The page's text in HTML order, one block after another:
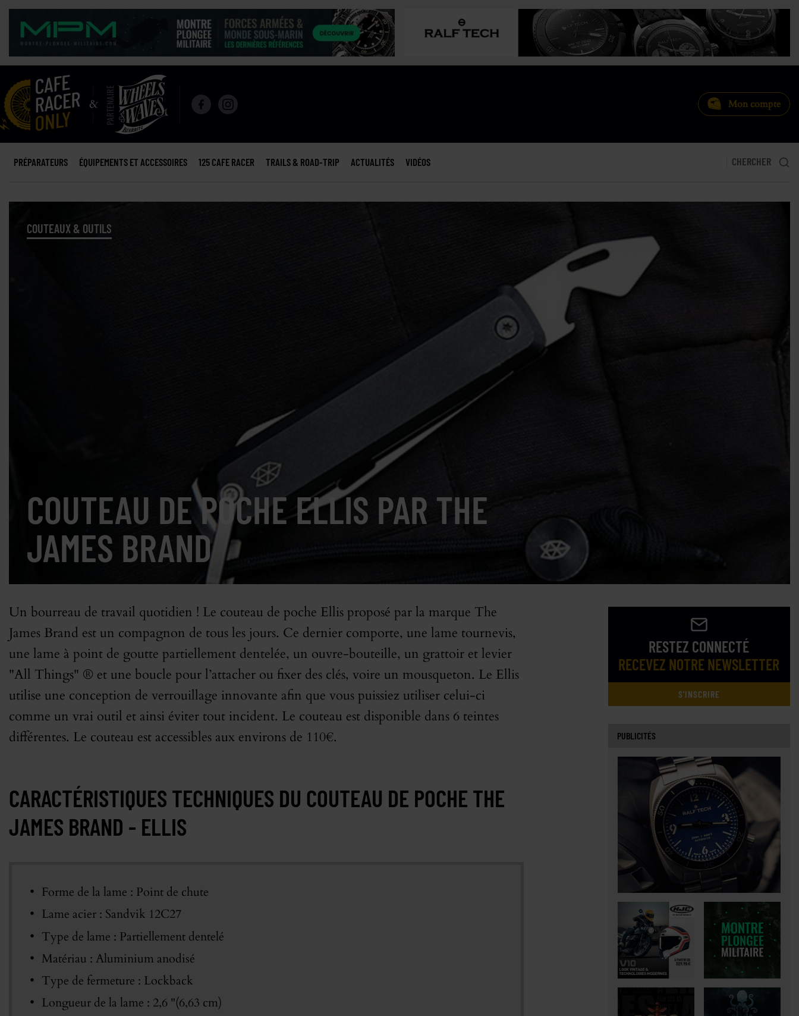
Mon compte
PRÉPARATEURS ÉQUIPEMENTS ET ACCESSOIRES 125 CAFE RACER TRAILS & ROAD-TRIP ACTUALITÉS VIDÉOS CHERCHER
COUTEAUX & OUTILS
COUTEAU DE POCHE ELLIS PAR THE
JAMES BRAND
Un bourreau de travail quotidien ! Le couteau de poche Ellis proposé par la marque The
James Brand est un compagnon de tous les jours. Ce dernier comporte, une lame tournevis,
une lame à point de goutte partiellement dentelée, un ouvre-bouteille, un grattoir et levier
"All Things" ® et une boucle pour l’attacher ou fixer des clés, voire un mousqueton. Le Ellis
utilise une conception de verrouillage innovante afin que vous puissiez utiliser celui-ci
comme un vrai outil et ainsi éviter tout incident. Le couteau est disponible dans 6 teintes
différentes. Le couteau est accessibles aux environs de 110€.
CARACTÉRISTIQUES TECHNIQUES DU COUTEAU DE POCHE THE
JAMES BRAND - ELLIS
Forme de la lame : Point de chute
Lame acier : Sandvik 12C27
Type de lame : Partiellement dentelé
Matériau : Aluminium anodisé
Type de fermeture : Lockback
Longueur de la lame : 2,6 "(6,63 cm)
RESTEZ CONNECTÉ
RECEVEZ NOTRE NEWSLETTER
S'INSCRIRE
PUBLICITÉS